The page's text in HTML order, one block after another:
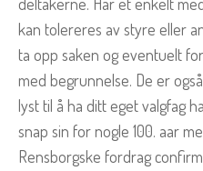
deltakerne. Har et enkelt
kan tolereres av styre eller
ta opp saken og eventuelt
med begrunnelse. De er
lyst til å ha ditt eget valgfag
snap sin for nogle 100. aar
Rensborgske fordrag